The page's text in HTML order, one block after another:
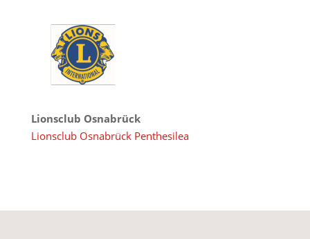
Lionsclub Osnabrück
Lionsclub Osnabrück Penthesilea